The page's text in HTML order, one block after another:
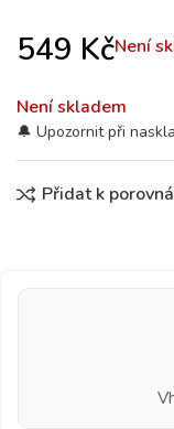
549 KčNení
Není skladem
Přidat k